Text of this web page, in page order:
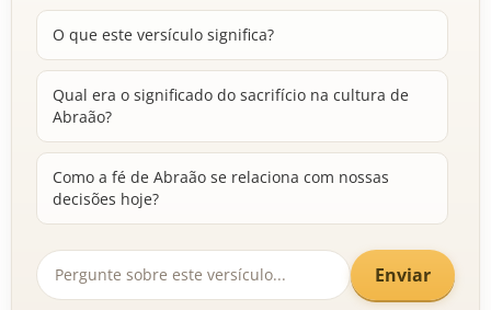
O que este versículo significa?
Qual era o significado do sacrifício na cultura de
Abraão?
Como a fé de Abraão se relaciona com nossas
decisões hoje?
Enviar